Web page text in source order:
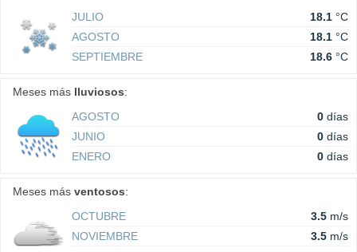
JULIO
18.1 °C
AGOSTO
18.1 °C
SEPTIEMBRE
18.6 °C
Meses más lluviosos:
AGOSTO
0 días
JUNIO
0 días
ENERO
0 días
Meses más ventosos:
OCTUBRE
3.5 m/s
NOVIEMBRE
3.5 m/s